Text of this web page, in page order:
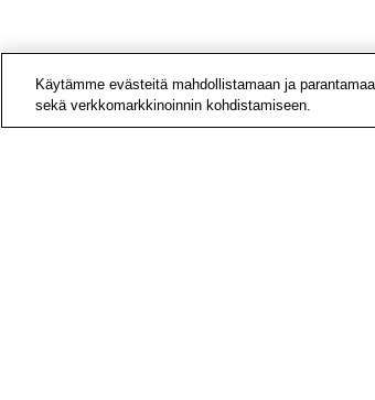
Käytämme evästeitä mahdollistamaan ja
sekä verkkomarkkinoinnin kohdistamiseen.